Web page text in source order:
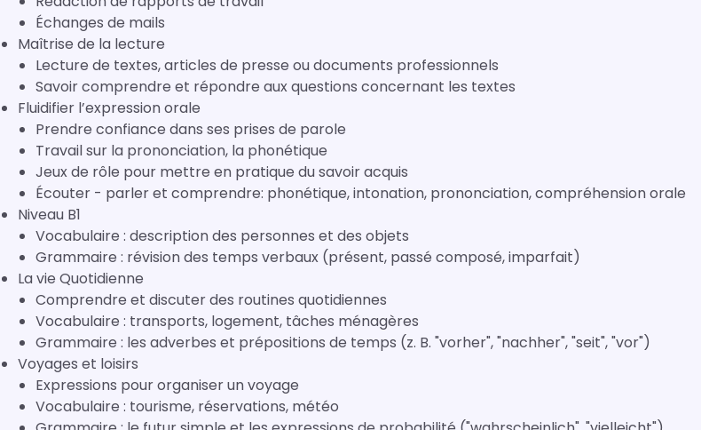
Échanges de mails
Maîtrise de la lecture
Lecture de textes, articles de presse ou documents professionnels
Savoir comprendre et répondre aux questions concernant les textes
Fluidifier l’expression orale
Prendre confiance dans ses prises de parole
Travail sur la prononciation, la phonétique
Jeux de rôle pour mettre en pratique du savoir acquis
Écouter - parler et comprendre: phonétique, intonation, prononciation, compréhension orale
Niveau B1
Vocabulaire : description des personnes et des objets
Grammaire : révision des temps verbaux (présent, passé composé, imparfait)
La vie Quotidienne
Comprendre et discuter des routines quotidiennes
Vocabulaire : transports, logement, tâches ménagères
Grammaire : les adverbes et prépositions de temps (z. B. "vorher", "nachher", "seit", "vor")
Voyages et loisirs
Expressions pour organiser un voyage
Vocabulaire : tourisme, réservations, météo